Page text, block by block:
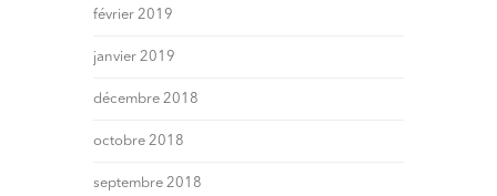
février 2019
janvier 2019
décembre 2018
octobre 2018
septembre 2018